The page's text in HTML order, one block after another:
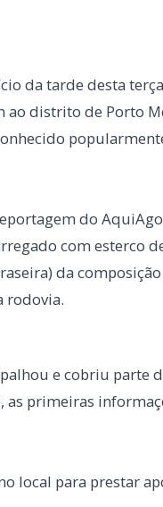
com esterco
da composição
e cobriu parte
as primeiras
e flui com
o asfalto.